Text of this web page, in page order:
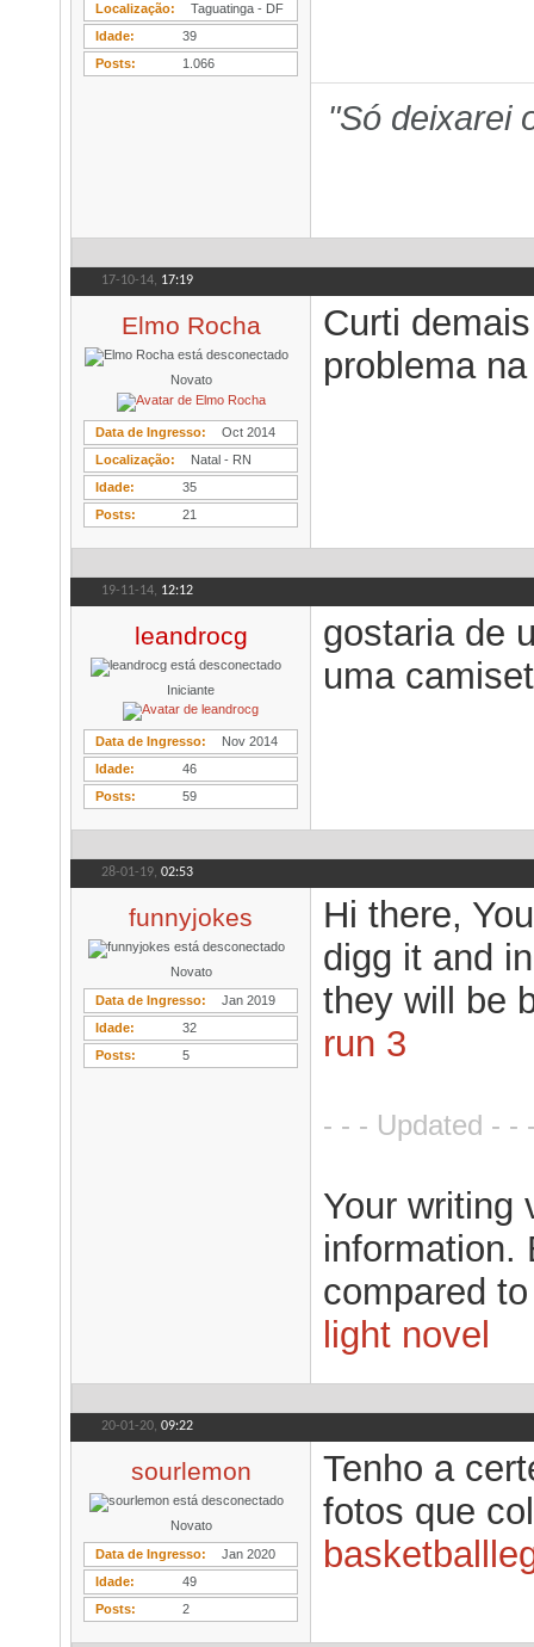
Localização
Taguatinga - DF
Idade
39
Posts
1.066
"Só deixarei
17-10-14, 17:19
Elmo Rocha
Novato
Data de Ingresso
Oct 2014
Localização
Natal - RN
Idade
35
Posts
21
Curti
problema
19-11-14, 12:12
leandrocg
Iniciante
Data de Ingresso
Nov 2014
Idade
46
Posts
59
gostaria de
uma
28-01-19, 02:53
funnyjokes
Novato
Data de Ingresso
Jan 2019
Idade
32
Posts
5
Hi there,
digg it and
they will be
run 3
- - - Updated - -
Your writing
information.
compared
light novel
20-01-20, 09:22
sourlemon
Novato
Data de Ingresso
Jan 2020
Idade
49
Posts
2
Tenho a
fotos que